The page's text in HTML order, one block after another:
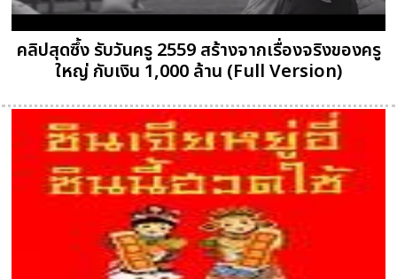
คลิปสุดซึ้ง รับวันครู 2559 สร้างจากเรื่องจริงของครู
ใหญ่ กับเงิน 1,000 ล้าน (Full Version)